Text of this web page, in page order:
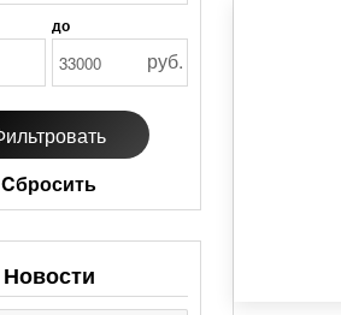
до
руб.
Cбросить
Новости